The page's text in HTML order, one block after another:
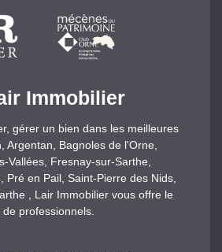
Immobilier
gérer un bien dans les meilleures
Argentan, Bagnoles de l'Orne,
Vallées, Fresnay-sur-Sarthe,
Pré en Pail, Saint-Pierre des Nids,
, Lair Immobilier vous offre le
professionnels.